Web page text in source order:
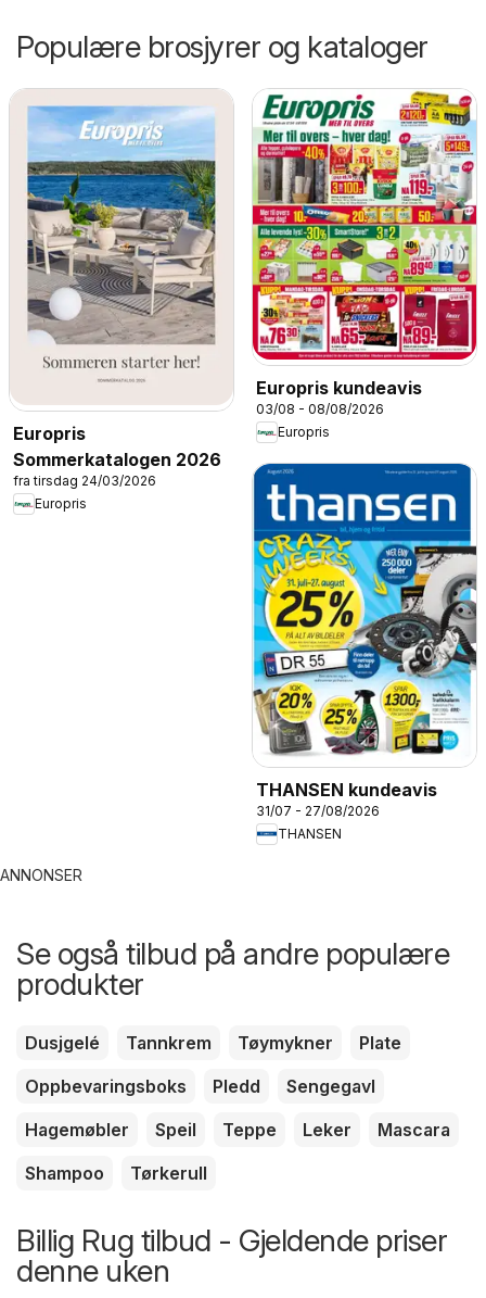
Populære brosjyrer og kataloger
Europris
Sommerkatalogen 2026
fra tirsdag 24/03/2026
Europris
Europris kundeavis
03/08 - 08/08/2026
Europris
THANSEN kundeavis
31/07 - 27/08/2026
THANSEN
ANNONSER
Se også tilbud på andre populære
produkter
Dusjgelé Tannkrem Tøymykner
Plate
Oppbevaringsboks
Pledd
Sengegavl
Hagemøbler
Speil Teppe Leker
Mascara
Shampoo
Tørkerull
Billig Rug tilbud - Gjeldende priser
denne uken